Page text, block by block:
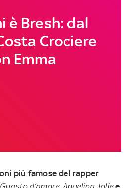
è Bresh: dal
Crociere
Emma
più famose del rapper
Guasto d’amore,Angelina Joliee